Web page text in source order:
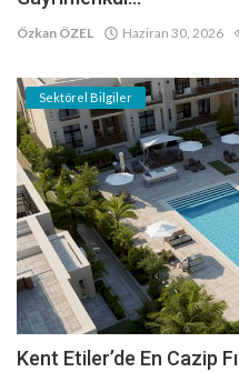
Özkan ÖZEL Haziran 30, 2026
Sektörel Bilgiler
Kent Etiler’de En Cazip